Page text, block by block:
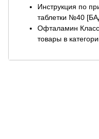
Инструкция по
таблетки №40
Офталамин
товары в